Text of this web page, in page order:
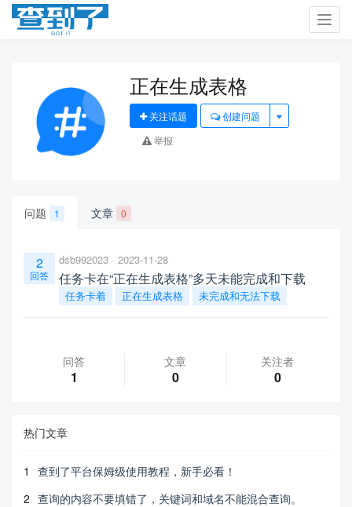
正在生成表格
关注话题
创建问题
举报
问题 1 文章 0
2
回答
dsb992023 2023-11-28
任务卡在“正在生成表格”多天未能完成和下载
任务卡着 正在生成表格 未完成和无法下载
问答
1
文章
0
关注者
0
热门文章
1
查到了平台保姆级使用教程，新手必看！
2 查询的内容不要填错了，关键词和域名不能混合查询。